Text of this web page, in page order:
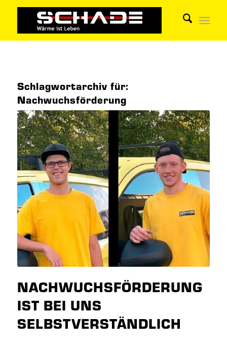
Schlagwortarchiv für:
Nachwuchsförderung
NACHWUCHSFÖRDERUNG
IST BEI UNS
SELBSTVERSTÄNDLICH